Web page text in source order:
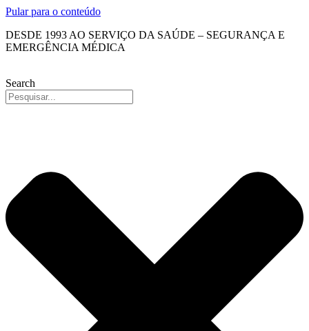
Pular para o conteúdo
DESDE 1993 AO SERVIÇO DA SAÚDE – SEGURANÇA E
EMERGÊNCIA MÉDICA
Search